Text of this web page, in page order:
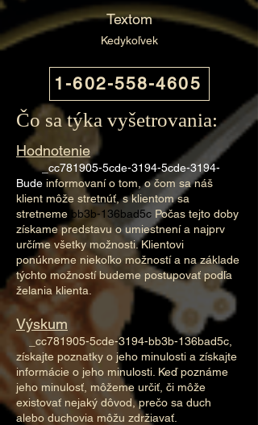
Textom
Kedykoľvek
1-602-558-4605
Čo sa týka vyšetrovania:
Hodnotenie
_cc781905-5cde-3194-5cde-3194-
Bude informovaní o tom, o čom sa náš
klient môže stretnúť, s klientom sa
stretneme bb3b-136bad5c Počas tejto doby
získame predstavu o umiestnení a najprv
určíme všetky možnosti. Klientovi
ponúkneme niekoľko možností a na základe
týchto možností budeme postupovať podľa
želania klienta.
Výskum
_cc781905-5cde-3194-bb3b-136bad5c,
získajte poznatky o jeho minulosti a získajte
informácie o jeho minulosti. Keď poznáme
jeho minulosť, môžeme určiť, či môže
existovať nejaký dôvod, prečo sa duch
alebo duchovia môžu zdržiavať.